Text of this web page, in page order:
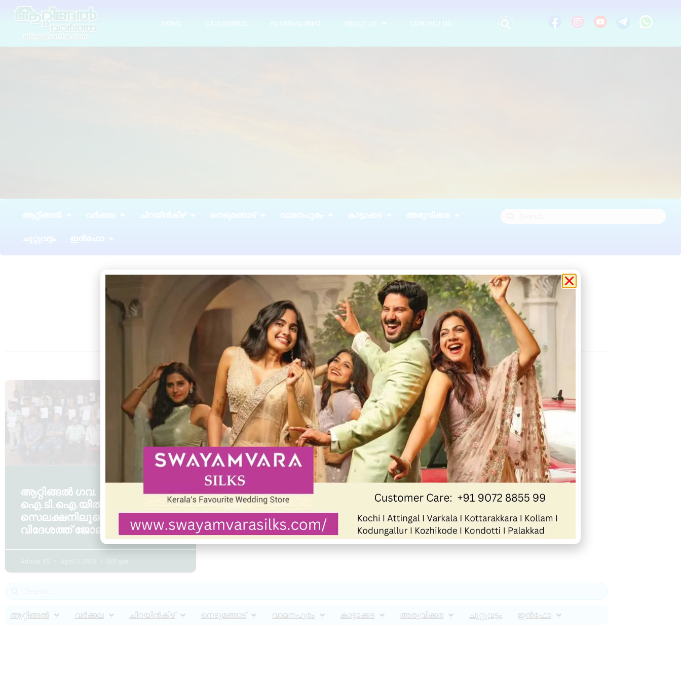
HOME CATEGORIES ATTINGAL INFO ABOUT US CONTACT US
ആറ്റിങ്ങൽ വർക്കല ചിറയിൻകീഴ് നെടുമങ്ങാട് വാമനപുരം കാട്ടാക്കട അരുവിക്കര
ചുറ്റുവട്ടം ഇൻഫോ
Tag: കാമ്പസ്
ആറ്റിങ്ങൽ
ആറ്റിങ്ങൽ ഗവ.
ഐ.ടി.ഐ.യിൽ കാമ്പസ്
സെലക്ഷനിലൂടെ 33 പേർക്ക്
വിദേശത്ത് ജോലി.
Admin YS April 3, 2024 5:07 pm
ആറ്റിങ്ങൽ വർക്കല ചിറയിൻകീഴ് നെടുമങ്ങാട് വാമനപുരം കാട്ടാക്കട അരുവിക്കര ചുറ്റുവട്ടം ഇൻഫോ